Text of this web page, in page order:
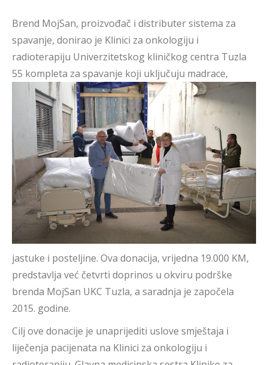
Brend MojSan, proizvođač i distributer sistema za
spavanje, donirao je Klinici za onkologiju i
radioterapiju Univerzitetskog kliničkog centra Tuzla
55 kompleta za spavanje koji uključuju madrace,
jastuke i posteljine. Ova donacija, vrijedna 19.000 KM,
predstavlja već četvrti doprinos u okviru podrške
brenda MojSan UKC Tuzla, a saradnja je započela
2015. godine.
Cilj ove donacije je unaprijediti uslove smještaja i
liječenja pacijenata na Klinici za onkologiju i